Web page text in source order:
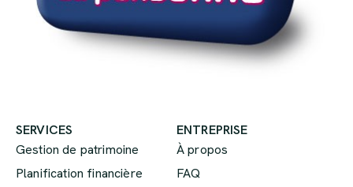
SERVICES
Gestion de patrimoine
Planification financière
ENTREPRISE
À propos
FAQ